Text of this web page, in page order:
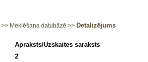
>> Meklēšana datubāzē >> Detalizējums
Apraksts/Uzskaites saraksts
2